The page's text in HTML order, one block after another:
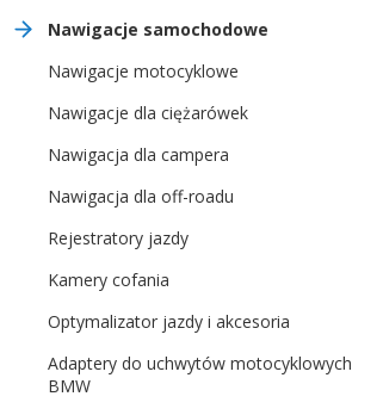
Nawigacje samochodowe
Nawigacje motocyklowe
Nawigacje dla ciężarówek
Nawigacja dla campera
Nawigacja dla off-roadu
Rejestratory jazdy
Kamery cofania
Optymalizator jazdy i akcesoria
Adaptery do uchwytów motocyklowych
BMW